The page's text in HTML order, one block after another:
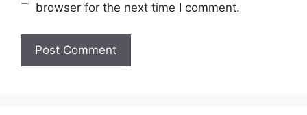
browser for the next time I comment.